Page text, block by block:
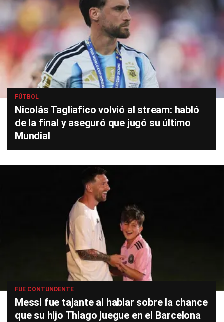
FÚTBOL
Nicolás Tagliafico volvió al stream: habló
de la final y aseguró que jugó su último
Mundial
FUE CONTUNDENTE
Messi fue tajante al hablar sobre la chance
que su hijo Thiago juegue en el Barcelona